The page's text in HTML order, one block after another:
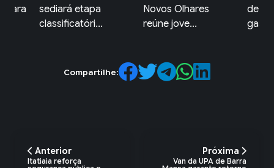
para
sediará etapa
classificatóri...
Novos Olhares
reúne jove...
de
gas...
Compartilhe:
Anterior
Itatiaia reforça
Próxima
Van da UPA de Barra